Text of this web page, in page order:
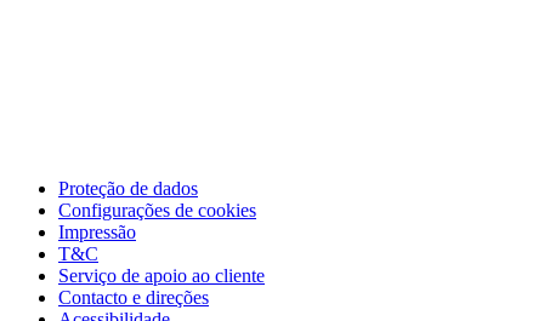
Proteção de dados
Configurações de cookies
Impressão
T&C
Serviço de apoio ao cliente
Contacto e direções